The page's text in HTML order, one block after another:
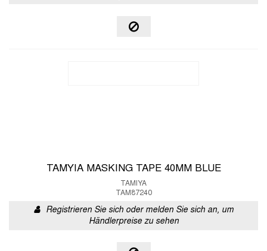
TAMYIA MASKING TAPE 40MM BLUE
TAMIYA
TAM87240
Registrieren Sie sich oder melden Sie sich an, um
Händlerpreise zu sehen